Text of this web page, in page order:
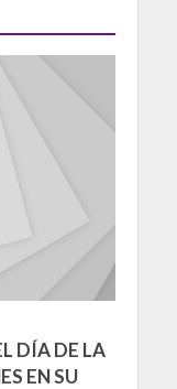
DÍA DE LA
EN SU